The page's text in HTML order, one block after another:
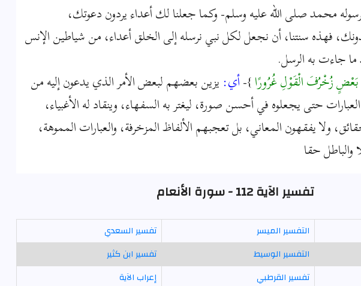
محمد صلى الله عليه وسلم- وكما جعلنا لك أعداء يردون دعوتك،
فهذه سنتنا، أن نجعل لكل نبي نرسله إلى الخلق أعداء، من شياطين الإنس
جاءت به الرسل.
زُخْرُفَ الْقَوْلِ غُرُورًا}-أي: يزين بعضهم لبعض الأمر الذي يدعون إليه من
حتى يجعلوه في أحسن صورة، ليغتر به السفهاء، وينقاد له الأغبياء،
ولا يفقهون المعاني، بل تعجبهم الألفاظ المزخرفة، والعبارات المموهة،
والباطل حقا
تفسير الآية 112 - سورة الأنعام
التفسير الميسر
تفسير السعدي
التفسير الوسيط
تفسير ابن كثير
تفسير القرطبي إعراب الآية